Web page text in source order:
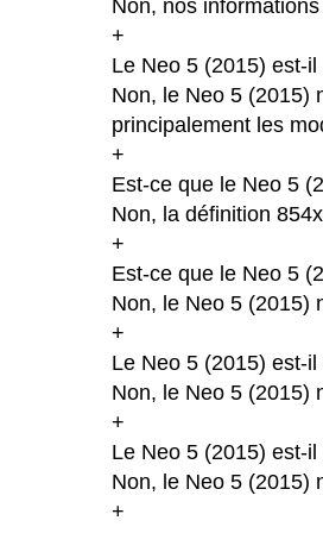
Non, nos
+
Le Neo 5 (2015) est-
Non, le Neo 5 (2015)
principalement les
+
Est-ce que le Neo 5
Non, la définition
+
Est-ce que le Neo 5
Non, le Neo 5 (2015)
+
Le Neo 5 (2015) est-
Non, le Neo 5 (2015)
+
Le Neo 5 (2015) est-
Non, le Neo 5 (2015)
+